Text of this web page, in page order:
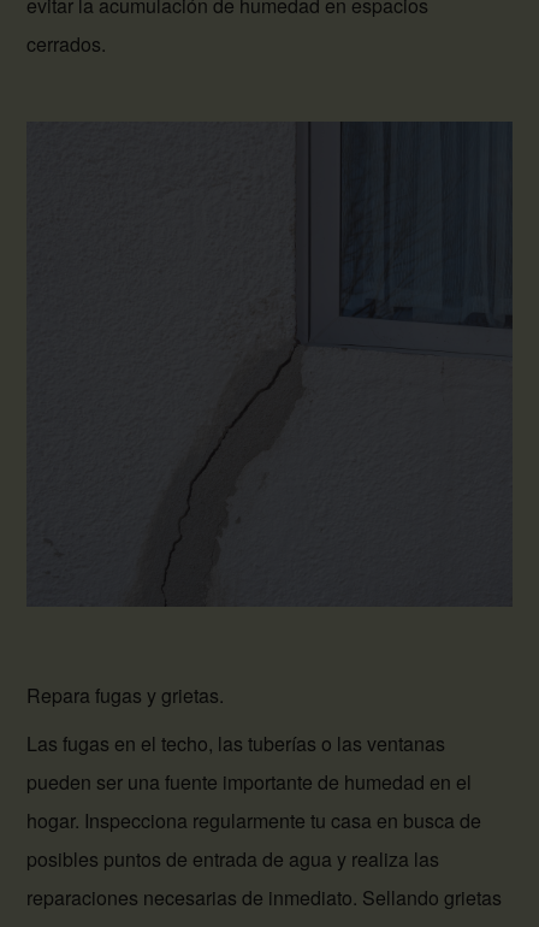
cerrados.
Repara fugas y grietas.
Las fugas en el techo, las tuberías o las ventanas
pueden ser una fuente importante de humedad en el
hogar. Inspecciona regularmente tu casa en busca de
posibles puntos de entrada de agua y realiza las
reparaciones necesarias de inmediato. Sellando grietas